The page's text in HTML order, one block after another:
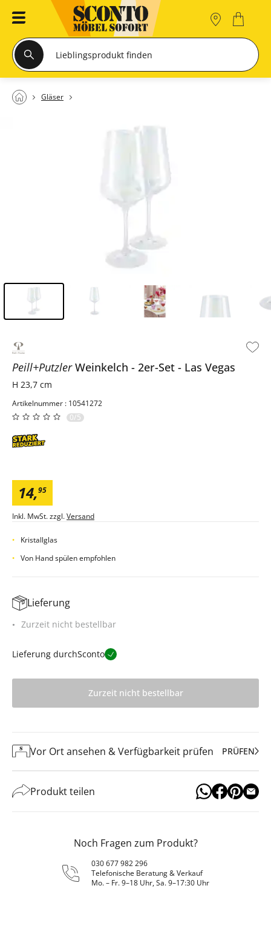
Gläser
Peill+PutzlerWeinkelch 2er-Set Las Vegas
H 23,7 cm
Artikelnummer : 10541272
0/5
14,95
Inkl. MwSt. zzgl.Versand
Kristallglas
Von Hand spülen empfohlen
Lieferung
Zurzeit nicht bestellbar
Lieferung durchSconto
Zurzeit nicht bestellbar
Vor Ort ansehen & Verfügbarkeit prüfen PRÜFEN
Produkt teilen
Noch Fragen zum Produkt?
030 677 982 296
Telefonische Beratung & Verkauf
Mo. – Fr. 9–18 Uhr, Sa. 9–17:30 Uhr